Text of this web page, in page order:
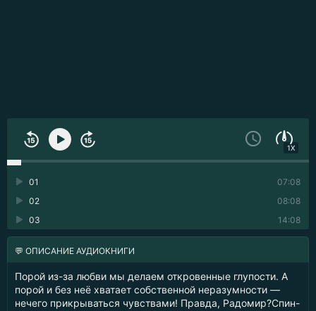
1X
07:08
01
08:08
02
14:08
03
💬 ОПИСАНИЕ АУДИОКНИГИ
Порой из-за любви мы делаем откровенные глупости. А
порой и без неё хватает собственной неразумности —
нечего прикрываться чувствами! Правда, Радомир?Спин-